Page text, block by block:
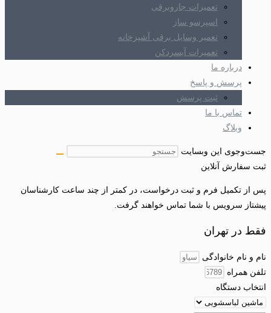
تعمیرات جاروبرقی
اسپرسو ساز
تعمیر وسایل برقی آشپزخانه
تعمیرات آبسردکن
درباره ما
پرسش و پاسخ
ثبت پرسش
تماس با ما
وبلاگ
جست‌وجوی این وبسایت
ثبت سفارش آنلاین
پس از تکمیل فرم و ثبت درخواست، در کمتر از چند ساعت کارشناسان
پیشتاز سرویس با شما تماس خواهند گرفت.
فقط در تهران
نام و نام خانوادگی
تلفن همراه
انتخاب دستگاه